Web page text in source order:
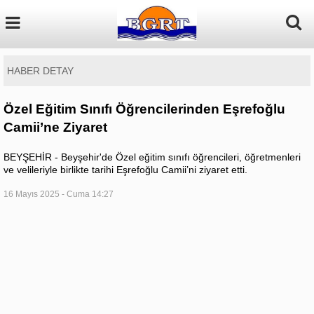
HABER DETAY
Özel Eğitim Sınıfı Öğrencilerinden Eşrefoğlu
Camii’ne Ziyaret
BEYŞEHİR - Beyşehir'de Özel eğitim sınıfı öğrencileri, öğretmenleri
ve velileriyle birlikte tarihi Eşrefoğlu Camii’ni ziyaret etti.
16 Mayıs 2025 - Cuma 14:27